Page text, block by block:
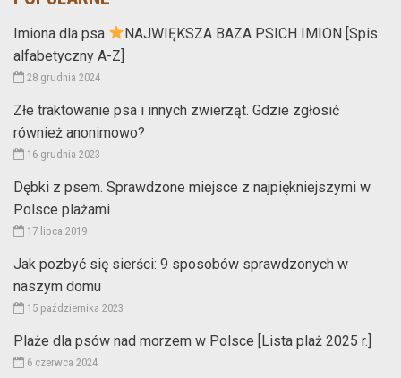
Imiona dla psa
NAJWIĘKSZA BAZA PSICH IMION [Spis
alfabetyczny A-Z]
28 grudnia 2024
Złe traktowanie psa i innych zwierząt. Gdzie zgłosić
również anonimowo?
16 grudnia 2023
Dębki z psem. Sprawdzone miejsce z najpiękniejszymi w
Polsce plażami
17 lipca 2019
Jak pozbyć się sierści: 9 sposobów sprawdzonych w
naszym domu
15 października 2023
Plaże dla psów nad morzem w Polsce [Lista plaż 2025 r.]
6 czerwca 2024